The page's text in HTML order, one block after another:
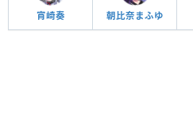
宵崎奏 朝比奈まふゆ